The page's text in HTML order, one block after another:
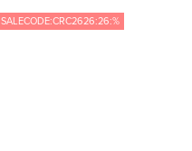
SALECODE:CRC2626:26:%